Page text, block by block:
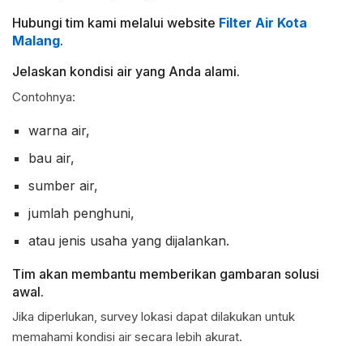
Hubungi tim kami melalui website Filter Air Kota
Malang.
Jelaskan kondisi air yang Anda alami.
Contohnya:
warna air,
bau air,
sumber air,
jumlah penghuni,
atau jenis usaha yang dijalankan.
Tim akan membantu memberikan gambaran solusi
awal.
Jika diperlukan, survey lokasi dapat dilakukan untuk
memahami kondisi air secara lebih akurat.